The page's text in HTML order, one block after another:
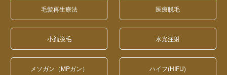
毛髪再生療法 医療脱毛
小顔脱毛 水光注射
メソガン（MPガン） ハイフ(HIFU)